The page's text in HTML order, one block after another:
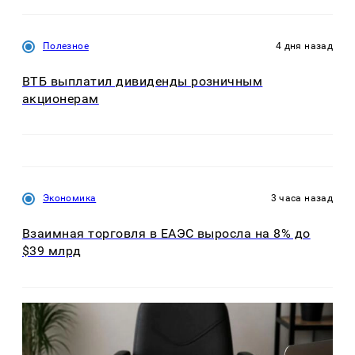
Полезное 4 дня назад
ВТБ выплатил дивиденды розничным
акционерам
Экономика 3 часа назад
Взаимная торговля в ЕАЭС выросла на 8% до
$39 млрд